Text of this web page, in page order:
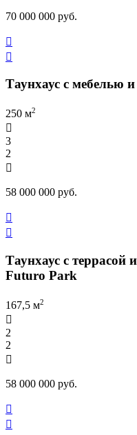
70 000 000 руб.


Таунхаус с мебелью
250 м2

3
2

58 000 000 руб.


Таунхаус с террасой
Futuro Park
167,5 м2

2
2

58 000 000 руб.

